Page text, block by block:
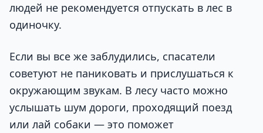
людей не рекомендуется отпускать в лес в
одиночку.
Если вы все же заблудились, спасатели
советуют не паниковать и прислушаться к
окружающим звукам. В лесу часто можно
услышать шум дороги, проходящий поезд
или лай собаки — это поможет